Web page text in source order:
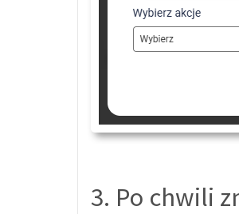
3. Po chwili